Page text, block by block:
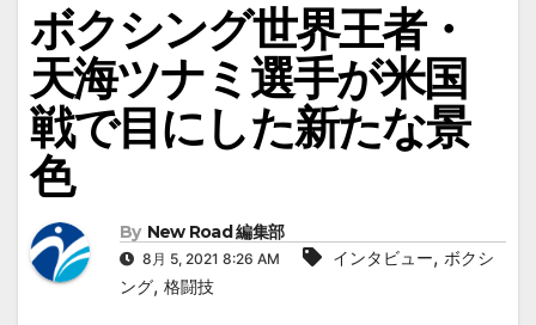
ボクシング世界王者・
天海ツナミ選手が米国
戦で目にした新たな景
色
By New Road 編集部
8月 5, 2021 8:26 AM インタビュー, ボクシ
ング, 格闘技